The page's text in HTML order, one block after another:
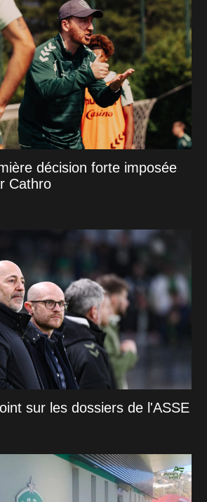
décision forte imposée
Cathro
sur les dossiers de l'ASSE